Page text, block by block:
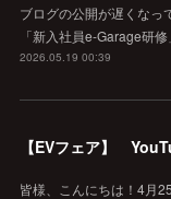
ブログの公開が遅くなっ
「新入社員e-Garage研
2026.05.19 00:39
【EVフェア】
皆様、こんにちは！4月